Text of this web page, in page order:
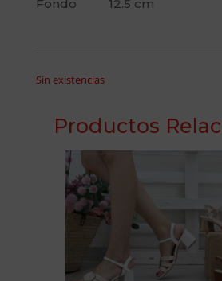
Fondo 12.5 cm
Sin existencias
Productos